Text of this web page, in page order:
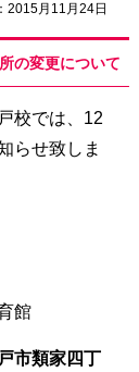
2015月11月24日
の変更について
校では、12
らせ致しま
館
市類家四丁